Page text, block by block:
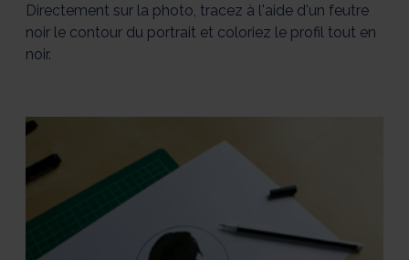
Directement sur la photo, tracez à l'aide d'un feutre
noir le contour du portrait et coloriez le profil tout en
noir.